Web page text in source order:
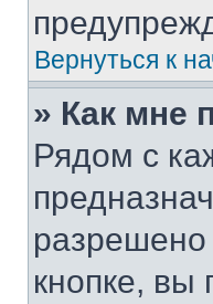
Вернуться к
» Как мне
Рядом с
кнопке, вы